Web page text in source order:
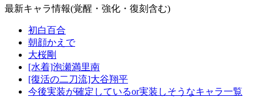
最新キャラ情報(覚醒・強化・復刻含む)
初白百合
朝顔かえで
大桜剛
[水着]泡瀬満里南
[復活の二刀流]大谷翔平
今後実装が確定しているor実装しそうなキャラ一覧